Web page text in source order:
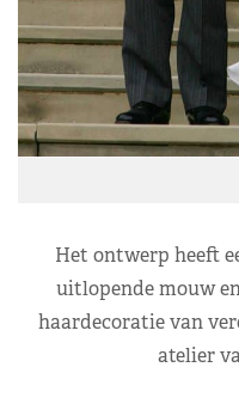
Het ontwerp heeft
uitlopende mouw
haardecoratie van
atelier